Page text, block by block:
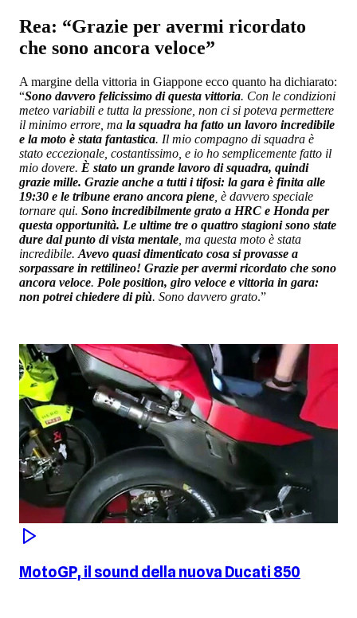
Rea: “Grazie per avermi ricordato
che sono ancora veloce”
A margine della vittoria in Giappone ecco quanto ha dichiarato:
“Sono davvero felicissimo di questa vittoria. Con le condizioni
meteo variabili e tutta la pressione, non ci si poteva permettere
il minimo errore, ma la squadra ha fatto un lavoro incredibile
e la moto è stata fantastica. Il mio compagno di squadra è
stato eccezionale, costantissimo, e io ho semplicemente fatto il
mio dovere. È stato un grande lavoro di squadra, quindi
grazie mille. Grazie anche a tutti i tifosi: la gara è finita alle
19:30 e le tribune erano ancora piene , è davvero speciale
tornare qui. Sono incredibilmente grato a HRC e Honda per
questa opportunità. Le ultime tre o quattro stagioni sono state
dure dal punto di vista mentale , ma questa moto è stata
incredibile. Avevo quasi dimenticato cosa si provasse a
sorpassare in rettilineo! Grazie per avermi ricordato che sono
ancora veloce. Pole position, giro veloce e vittoria in gara:
non potrei chiedere di più. Sono davvero grato.”
MotoGP, il sound della nuova Ducati 850